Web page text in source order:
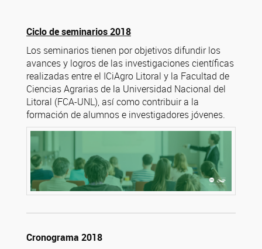
Ciclode seminarios2018
Los seminarios tienen por objetivos difundir los
avances y logros de las investigaciones científicas
realizadas entre el ICiAgro Litoral y la Facultad de
Ciencias Agrarias de la Universidad Nacional del
Litoral (FCA-UNL), así como contribuir a la
formación de alumnos e investigadores jóvenes.
Cronograma 2018